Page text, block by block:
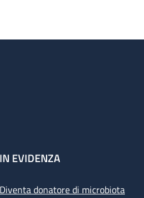
IN EVIDENZA
Diventa donatore di microbiota